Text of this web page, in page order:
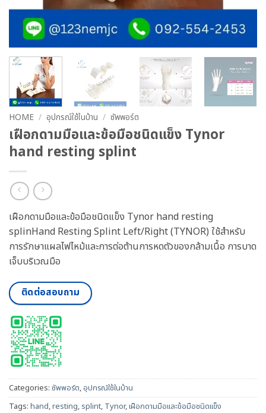
HOME / อุปกรณ์ใช้ในบ้าน / ซัพพอร์ต
เฝือกดามมือและข้อมือชนิดแข็ง Tynor
hand resting splint
เฝือกดามมือและข้อมือชนิดแข็ง Tynor hand resting
splinHand Resting Splint Left/Right (TYNOR) ใช้สำหรับ
การรักษาแผลไฟไหม้และการต่อต้านการหดตัวของกล้ามเนื้อ การบาด
เจ็บบริเวณมือ
ติดต่อสอบถาม
Categories: ซัพพอร์ต,อุปกรณ์ใช้ในบ้าน
Tags: hand,resting, splint, Tynor,เฝือกดามมือและข้อมือชนิดแข็ง